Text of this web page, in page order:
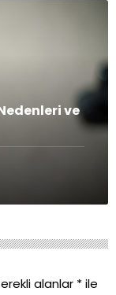
ve
alanlar *ile